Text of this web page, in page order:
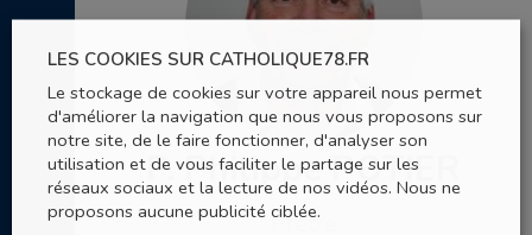
P. Philippe POTIER
Prêtre
LES COOKIES SUR CATHOLIQUE78.FR
Le stockage de cookies sur votre appareil nous permet
d'améliorer la navigation que nous vous proposons sur
notre site, de le faire fonctionner, d'analyser son
utilisation et de vous faciliter le partage sur les
réseaux sociaux et la lecture de nos vidéos. Nous ne
proposons aucune publicité ciblée.